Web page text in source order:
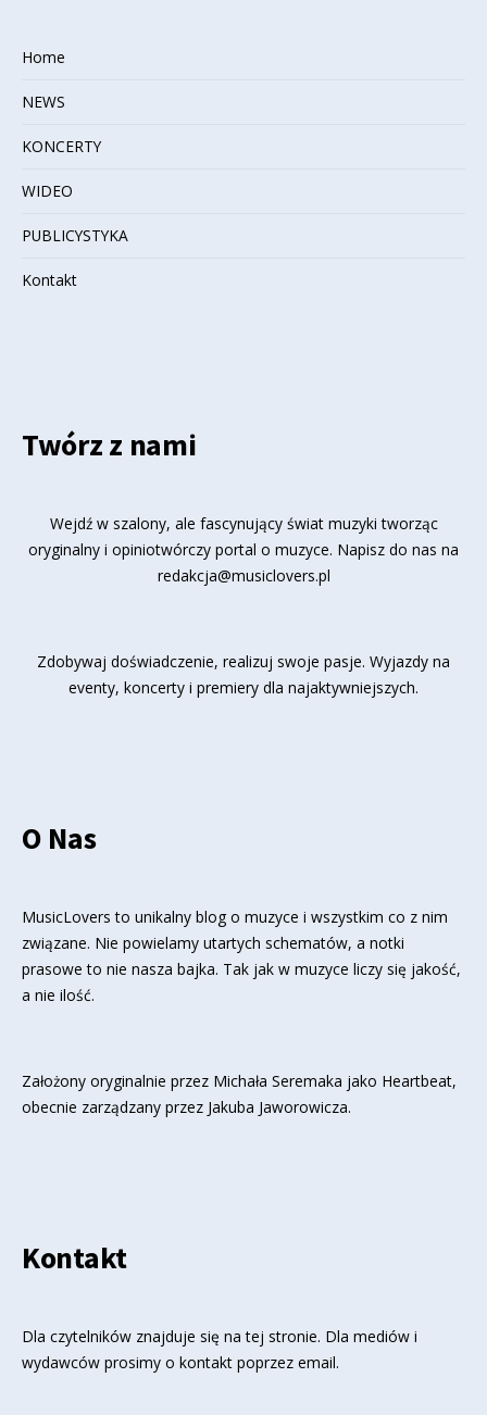
Home
NEWS
KONCERTY
WIDEO
PUBLICYSTYKA
Kontakt
Twórz z nami
Wejdź w szalony, ale fascynujący świat muzyki tworząc
oryginalny i opiniotwórczy portal o muzyce. Napisz do nas na
redakcja@musiclovers.pl
Zdobywaj doświadczenie, realizuj swoje pasje. Wyjazdy na
eventy, koncerty i premiery dla najaktywniejszych.
O Nas
MusicLovers to unikalny blog o muzyce i wszystkim co z nim
związane. Nie powielamy utartych schematów, a notki
prasowe to nie nasza bajka. Tak jak w muzyce liczy się jakość,
a nie ilość.
Założony oryginalnie przez Michała Seremaka jako Heartbeat,
obecnie zarządzany przez Jakuba Jaworowicza.
Kontakt
Dla czytelników znajduje się na tej stronie. Dla mediów i
wydawców prosimy o kontakt poprzez email.